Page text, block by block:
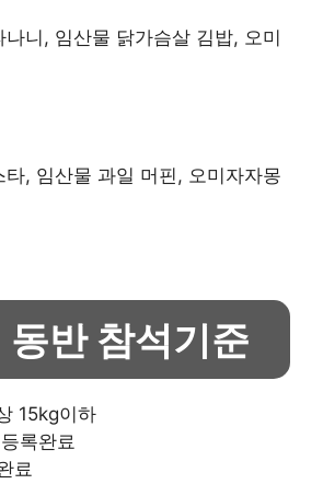
니, 임산물 닭가슴살 김밥, 오미
타, 임산물 과일 머핀, 오미자자몽
동반 참석기준
15kg이하
록완료
료